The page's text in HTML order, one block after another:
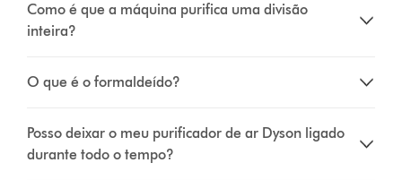
Como é que a máquina purifica uma divisão
inteira?
O que é o formaldeído?
Posso deixar o meu purificador de ar Dyson ligado
durante todo o tempo?